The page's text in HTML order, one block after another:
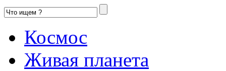
Космос
Живая планета